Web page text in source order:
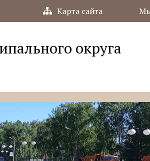
Карта сайта
округа